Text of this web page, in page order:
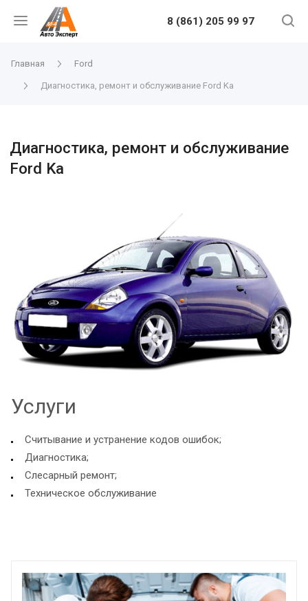
8 (861) 205 99 97
Главная Ford
Диагностика, ремонт и обслуживание Ford Ka
Диагностика, ремонт и обслуживание
Ford Ka
Услуги
Считывание и устранение кодов ошибок;
Диагностика;
Слесарный ремонт;
Техническое обслуживание